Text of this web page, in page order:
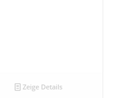
Zeige Details